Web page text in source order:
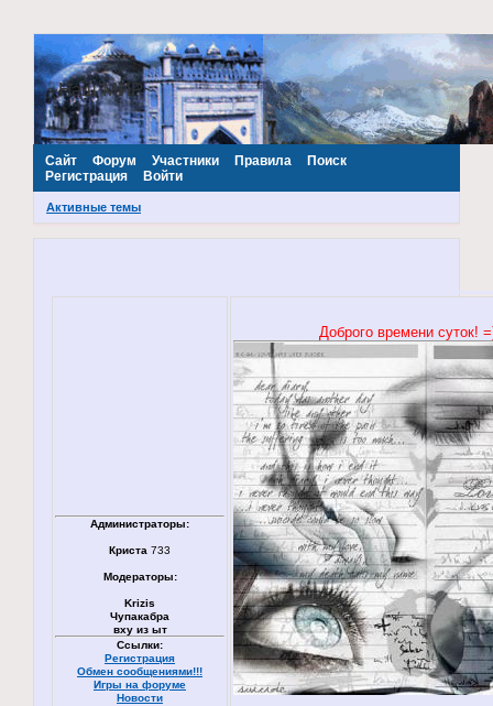
~Наш МИР~
Сайт Форум Участники Правила
Поиск
Регистрация
Войти
Активные темы
Администраторы:
Криста 733
Модераторы:
Krizis
Чупакабра
вху из ыт
Ссылки:
Регистрация
Обмен сообщениями!!!
Игры на форуме
Новости
Доброго времени суток!